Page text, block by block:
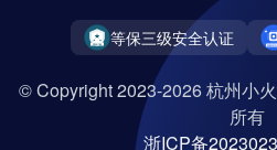
等保三级安全认证
© Copyright 2023-2026 杭州小
所有
浙ICP备